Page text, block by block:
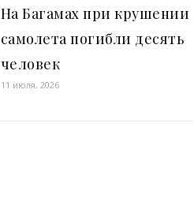
На Багамах при крушении
самолета погибли десять
человек
11 июля, 2026